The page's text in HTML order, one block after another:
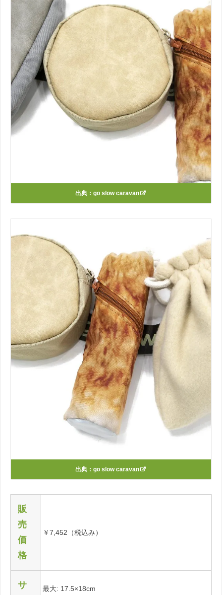
出典： go slow caravan
出典： go slow caravan
販
売
価
格
￥7,452（税込み）
サ 最大: 17.5×18cm